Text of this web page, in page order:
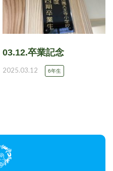
03.12.卒業記念
2025.03.12 6年生